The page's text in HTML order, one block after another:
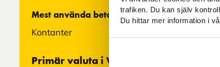
trafiken. Du kan själv
Du hittar mer information i
Mest använda betalningsmedel
Kontanter
Primär valuta i Vietnam